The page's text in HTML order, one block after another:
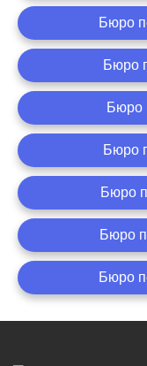
Бюро
Бюро
Бюро
Бюро
Бюро
Бюро
Бюро